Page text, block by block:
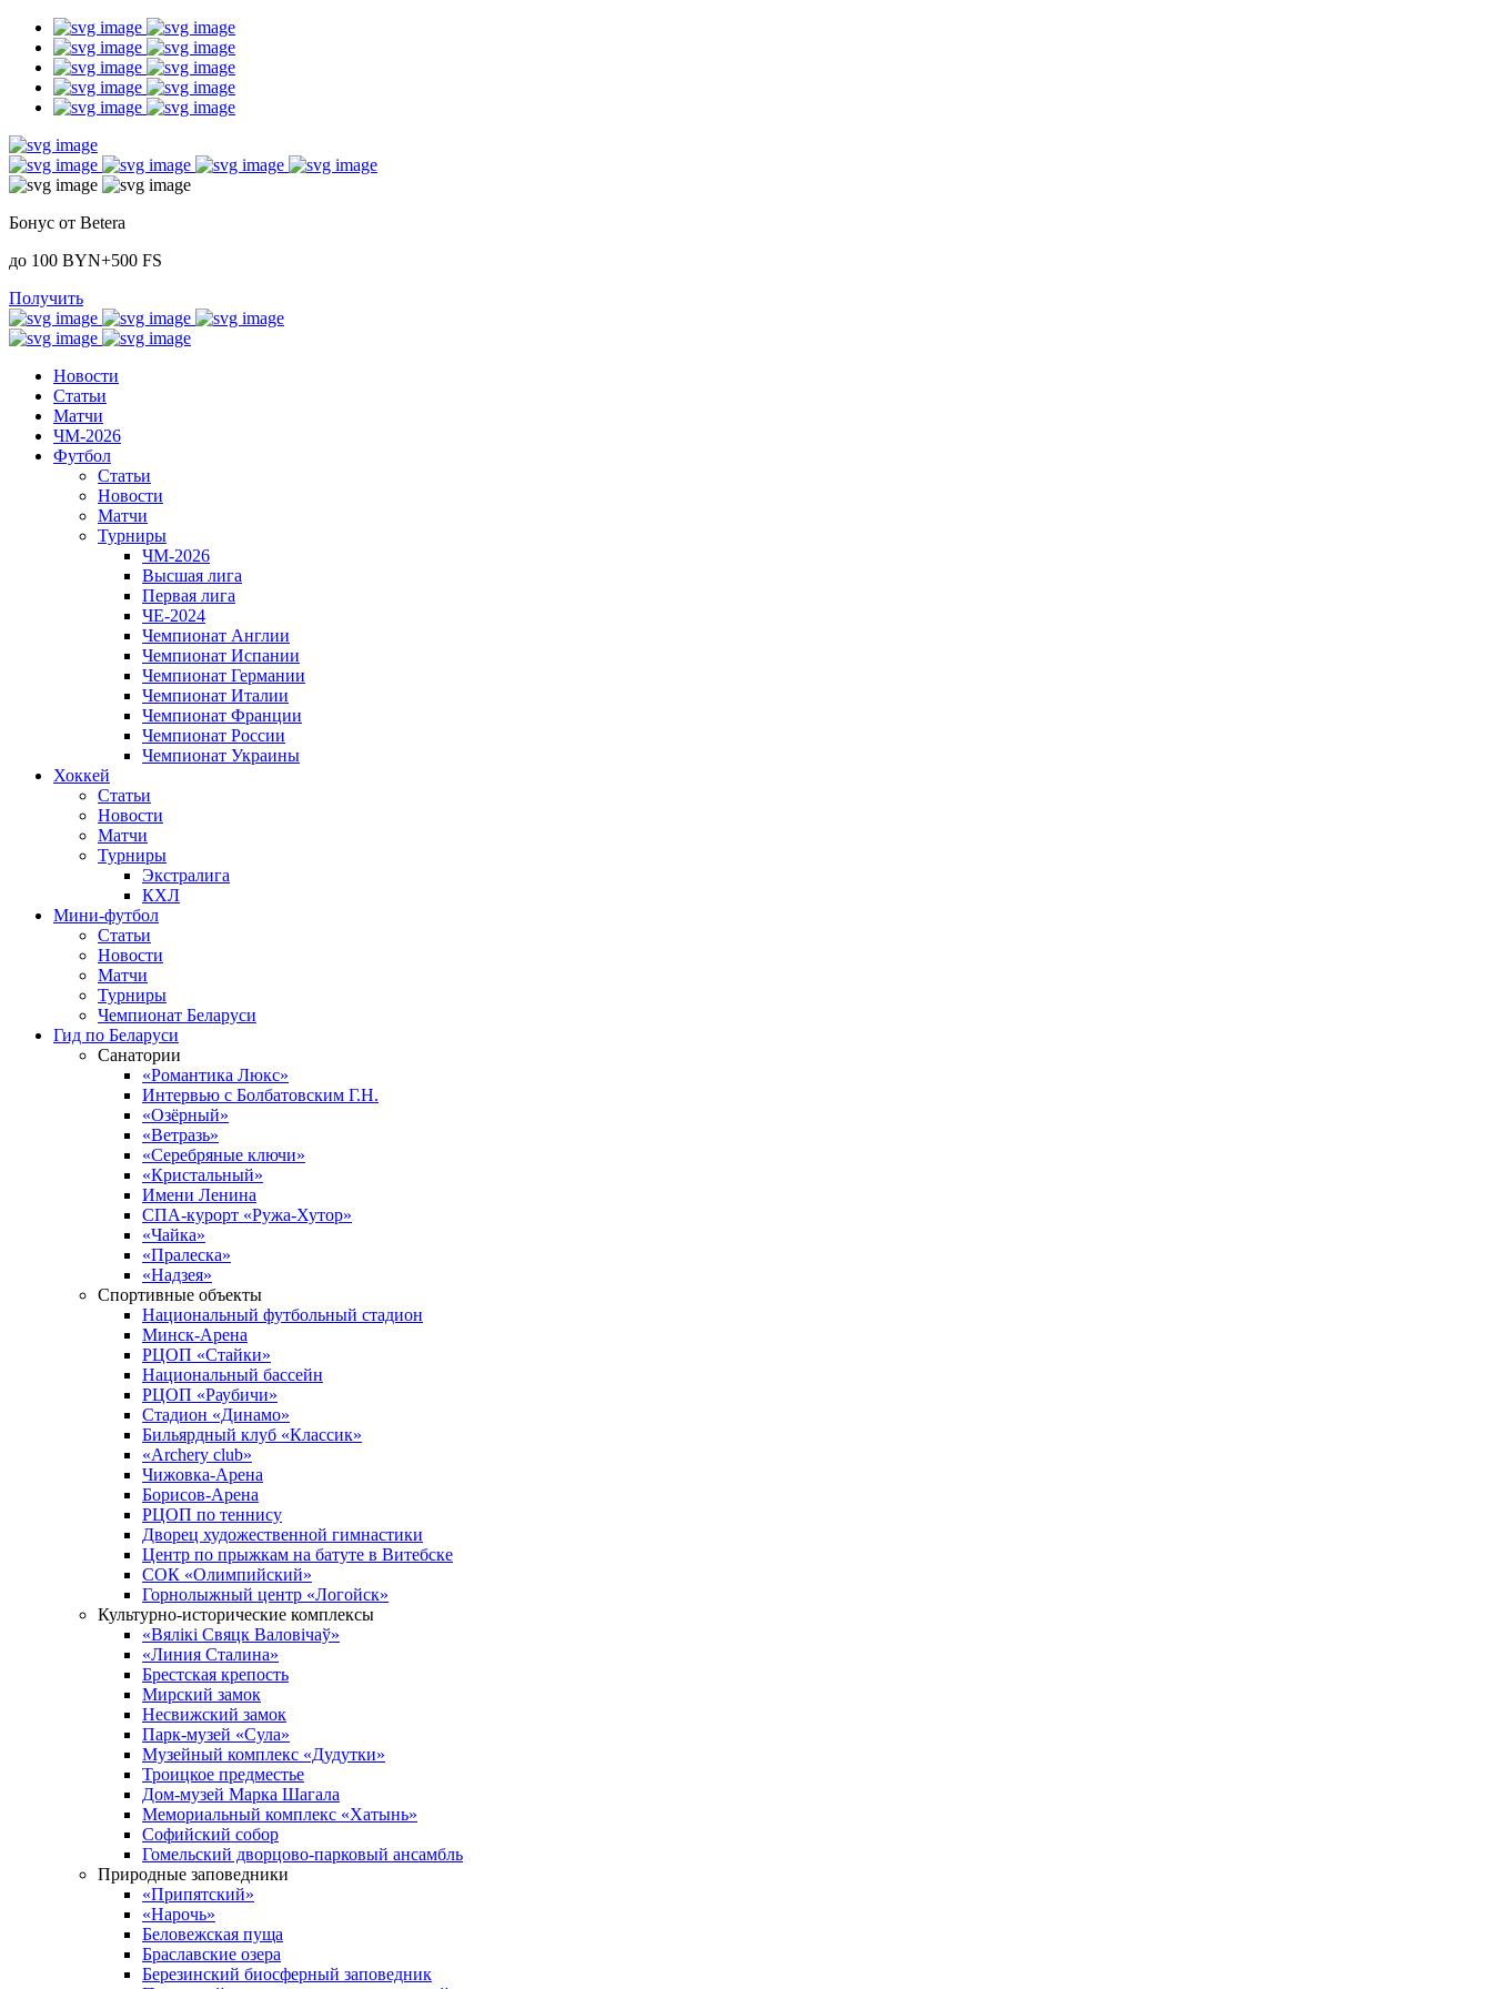
Бонус от Betera
до 100 BYN+500 FS
Получить
Новости
Статьи
Матчи
ЧМ-2026
Футбол
Статьи
Новости
Матчи
Турниры
ЧМ-2026
Высшая лига
Первая лига
ЧЕ-2024
Чемпионат Англии
Чемпионат Испании
Чемпионат Германии
Чемпионат Италии
Чемпионат Франции
Чемпионат России
Чемпионат Украины
Хоккей
Статьи
Новости
Матчи
Турниры
Экстралига
КХЛ
Мини-футбол
Статьи
Новости
Матчи
Турниры
Чемпионат Беларуси
Гид по Беларуси
Санатории
«Романтика Люкс»
Интервью с Болбатовским Г.Н.
«Озёрный»
«Ветразь»
«Серебряные ключи»
«Кристальный»
Имени Ленина
СПА-курорт «Ружа-Хутор»
«Чайка»
«Пралеска»
«Надзея»
Спортивные объекты
Национальный футбольный стадион
Минск-Арена
РЦОП «Стайки»
Национальный бассейн
РЦОП «Раубичи»
Стадион «Динамо»
Бильярдный клуб «Классик»
«Archery club»
Чижовка-Арена
Борисов-Арена
РЦОП по теннису
Дворец художественной гимнастики
Центр по прыжкам на батуте в Витебске
СОК «Олимпийский»
Горнолыжный центр «Логойск»
Культурно-исторические комплексы
«Вялікі Свяцк Валовічаў»
«Линия Сталина»
Брестская крепость
Мирский замок
Несвижский замок
Парк-музей «Сула»
Музейный комплекс «Дудутки»
Троицкое предместье
Дом-музей Марка Шагала
Мемориальный комплекс «Хатынь»
Софийский собор
Гомельский дворцово-парковый ансамбль
Природные заповедники
«Припятский»
«Нарочь»
Беловежская пуща
Браславские озера
Березинский биосферный заповедник